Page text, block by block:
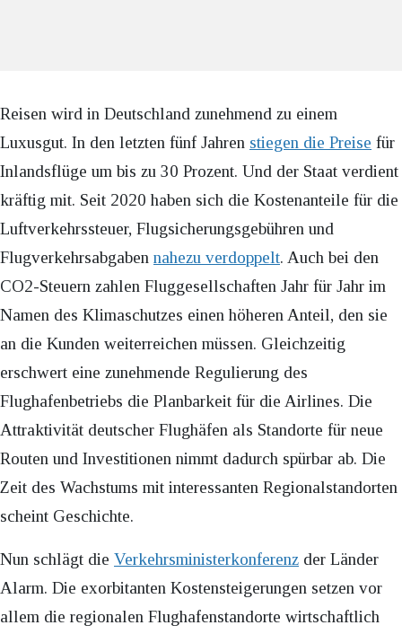
Reisen wird in Deutschland zunehmend zu einem
Luxusgut. In den letzten fünf Jahren stiegen die Preise für
Inlandsflüge um bis zu 30 Prozent. Und der Staat verdient
kräftig mit. Seit 2020 haben sich die Kostenanteile für die
Luftverkehrssteuer, Flugsicherungsgebühren und
Flugverkehrsabgaben nahezu verdoppelt. Auch bei den
CO2-Steuern zahlen Fluggesellschaften Jahr für Jahr im
Namen des Klimaschutzes einen höheren Anteil, den sie
an die Kunden weiterreichen müssen. Gleichzeitig
erschwert eine zunehmende Regulierung des
Flughafenbetriebs die Planbarkeit für die Airlines. Die
Attraktivität deutscher Flughäfen als Standorte für neue
Routen und Investitionen nimmt dadurch spürbar ab. Die
Zeit des Wachstums mit interessanten Regionalstandorten
scheint Geschichte.
Nun schlägt die Verkehrsministerkonferenz der Länder
Alarm. Die exorbitanten Kostensteigerungen setzen vor
allem die regionalen Flughafenstandorte wirtschaftlich